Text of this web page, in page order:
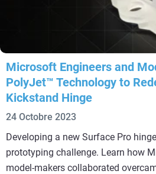
Microsoft Engineers and
PolyJet™ Technology to
Kickstand Hinge
24 Octobre 2023
Developing a new Surface Pro
prototyping challenge. Learn how
model-makers collaborated